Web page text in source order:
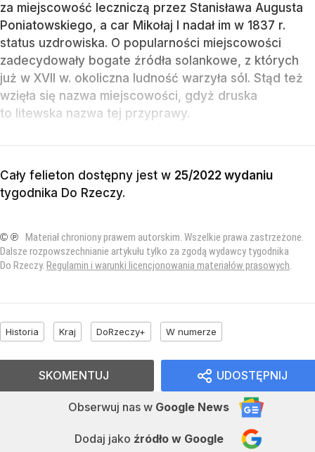
za miejscowość leczniczą przez Stanisława Augusta
Poniatowskiego, a car Mikołaj I nadał im w 1837 r.
status uzdrowiska. O popularności miejscowości
zadecydowały bogate źródła solankowe, z których
już w XVII w. okoliczna ludność warzyła sól. Stąd też
wzięła się nazwa miejscowości, gdyż druska
to litewska nazwa tej przyprawy.
Cały felieton dostępny jest w 25/2022 wydaniu
tygodnika Do Rzeczy.
© ℗
Materiał chroniony prawem autorskim. Wszelkie prawa zastrzeżone.
Dalsze rozpowszechnianie artykułu tylko za zgodą wydawcy tygodnika
Do Rzeczy. Regulamin i warunki licencjonowania materiałów prasowych.
Historia Kraj DoRzeczy+ W numerze
UDOSTĘPNIJ
Obserwuj nas w Google News
Dodaj jako źródło w Google
SKOMENTUJ